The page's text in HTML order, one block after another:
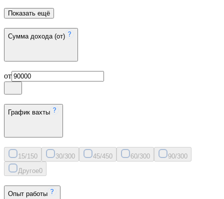
Показать ещё
Сумма дохода (от)
от
График вахты
15/150 30/300 45/450 60/300 90/300
Другое0
Опыт работы